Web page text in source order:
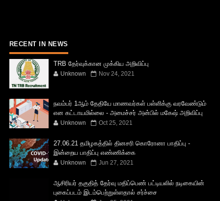
RECENT IN NEWS
TRB தேர்வுக்கான முக்கிய அறிவிப்பு
Unknown Nov 24, 2021
நவம்பர் 1ஆம் தேதியே மாணவர்கள் பள்ளிக்கு வரவேண்டும்
என கட்டாயமில்லை - அமைச்சர் அன்பில் மகேஷ் அறிவிப்பு
Unknown Oct 25, 2021
27.06.21 தமிழகத்தில் தினசரி கொரோனா பாதிப்பு -
இன்றைய பாதிப்பு எண்ணிக்கை
Unknown Jun 27, 2021
ஆசிரியர் தகுதித் தேர்வு மதிப்பெண் பட்டியலில் நடிகையின்
புகைப்படம் இடம்பெற்றுள்ளதால் சர்ச்சை